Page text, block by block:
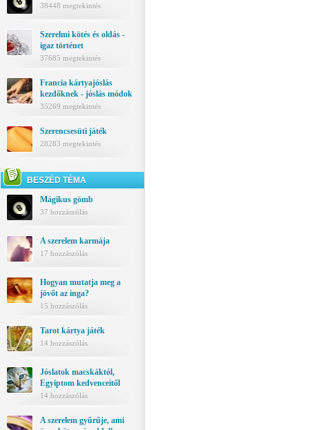
38448 megtekintés
Szerelmi kötés és oldás -
igaz történet
37685 megtekintés
Francia kártyajóslás
kezdőknek - jóslás módok
35269 megtekintés
Szerencsesüti játék
28283 megtekintés
BESZÉD TÉMA
Mágikus gömb
37 hozzászólás
A szerelem karmája
17 hozzászólás
Hogyan mutatja meg a
jövőt az inga?
15 hozzászólás
Tarot kártya játék
14 hozzászólás
Jóslatok macskáktól,
Egyiptom kedvenceitől
14 hozzászólás
A szerelem gyűrűje, ami